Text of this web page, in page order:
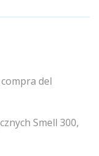
del
Smell 300,